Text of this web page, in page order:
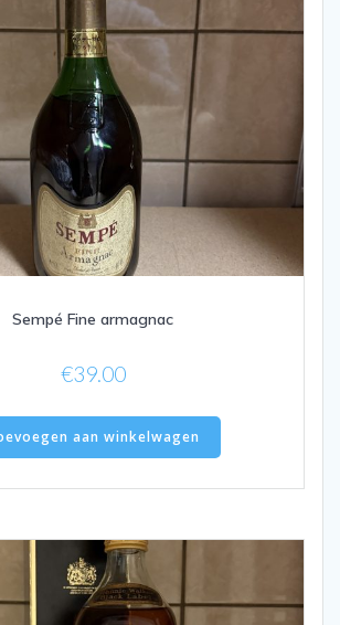
Sempé Fine armagnac
€39.00
aan winkelwagen